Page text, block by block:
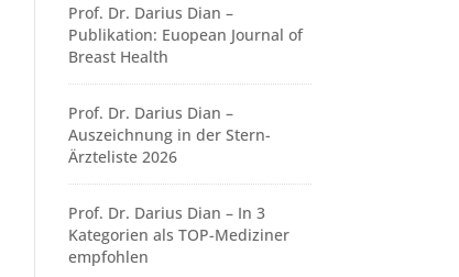
Prof. Dr. Darius Dian –
Publikation: Euopean Journal of
Breast Health
Prof. Dr. Darius Dian –
Auszeichnung in der Stern-
Ärzteliste 2026
Prof. Dr. Darius Dian – In 3
Kategorien als TOP-Mediziner
empfohlen